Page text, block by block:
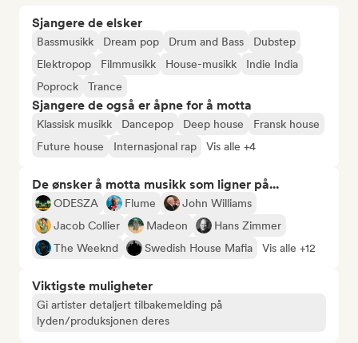
Sjangere de elsker
Bassmusikk Dream pop Drum and Bass
Dubstep
Elektropop
Filmmusikk House-musikk
Indie India
Poprock
Trance
Sjangere de også er åpne for å motta
Klassisk musikk Dancepop Deep house
Fransk house
Future house
Internasjonal rap Vis alle +4
De ønsker å motta musikk som ligner på...
ODESZA Flume
John Williams
Jacob Collier
Madeon
Hans Zimmer
The Weeknd
Swedish House Mafia Vis alle +12
Viktigste muligheter
Gi artister detaljert tilbakemelding på
lyden/produksjonen deres